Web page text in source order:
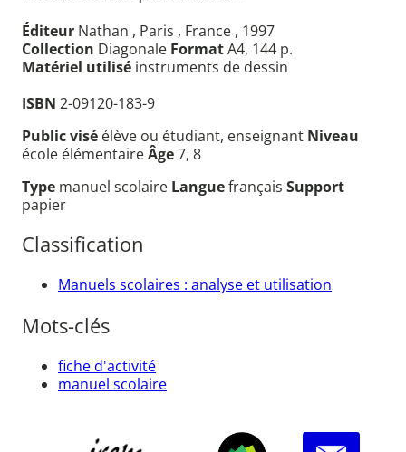
Éditeur Nathan , Paris , France , 1997
Collection Diagonale FormatA4, 144 p.
Matériel utilisé instruments de dessin
ISBN 2-09120-183-9
Public visé élève ou étudiant, enseignant Niveau
école élémentaireÂge7, 8
Type manuel scolaire Languefrançais Support
papier
Classification
Manuels scolaires : analyse et utilisation
Mots-clés
fiche d'activité
manuel scolaire